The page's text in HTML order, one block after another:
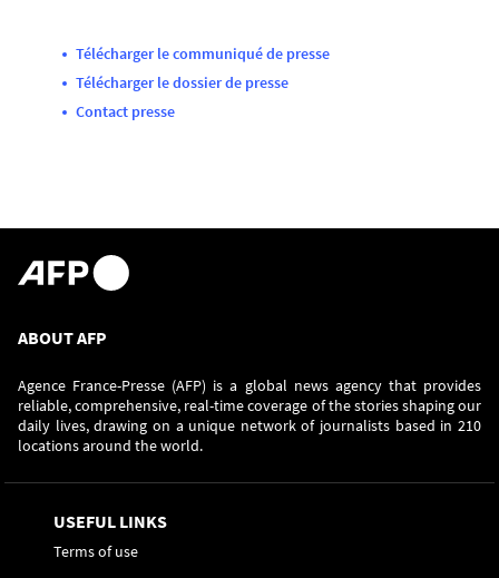
Télécharger le communiqué de presse
Télécharger le dossier de presse
Contact presse
ABOUT AFP
Agence France-Presse (AFP) is a global news agency that provides
reliable, comprehensive, real-time coverage of the stories shaping our
daily lives, drawing on a unique network of journalists based in 210
locations around the world.
USEFUL LINKS
Terms of use